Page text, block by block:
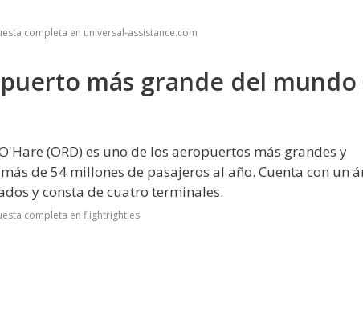
completa en universal-assistance.com
más grande del mundo
(ORD) es uno de los aeropuertos más grandes y
de 54 millones de pasajeros al año. Cuenta con un
y consta de cuatro terminales.
completa en flightright.es